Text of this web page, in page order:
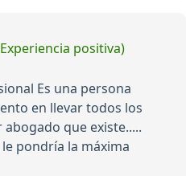
positiva)
Es una persona
en llevar todos los
que existe.....
pondría la máxima